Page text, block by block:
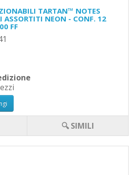
TARTAN™ NOTES
ASSORTITI NEON - CONF. 12
FF
🔍 SIMILI